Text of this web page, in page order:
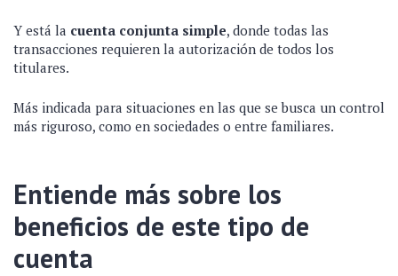
Y está la cuenta conjunta simple, donde todas las
transacciones requieren la autorización de todos los
titulares.
Más indicada para situaciones en las que se busca un control
más riguroso, como en sociedades o entre familiares.
Entiende más sobre los
beneficios de este tipo de
cuenta